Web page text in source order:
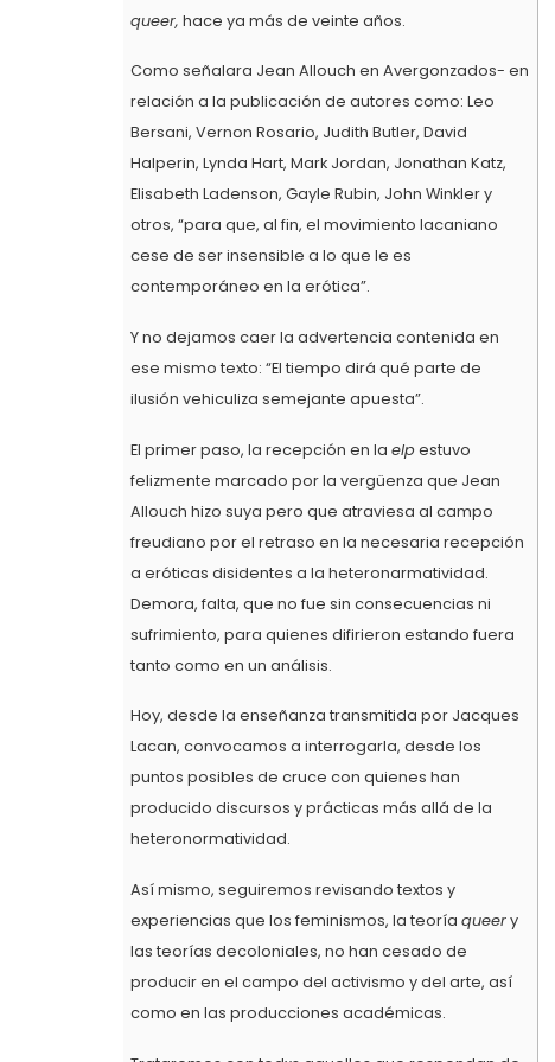
queer, hace ya más de veinte años.
Como señalara Jean Allouch en Avergonzados- en
relación a la publicación de autores como: Leo
Bersani, Vernon Rosario, Judith Butler, David
Halperin, Lynda Hart, Mark Jordan, Jonathan Katz,
Elisabeth Ladenson, Gayle Rubin, John Winkler y
otros, “para que, al fin, el movimiento lacaniano
cese de ser insensible a lo que le es
contemporáneo en la erótica”.
Y no dejamos caer la advertencia contenida en
ese mismo texto: “El tiempo dirá qué parte de
ilusión vehiculiza semejante apuesta”.
El primer paso, la recepción en la elpestuvo
felizmente marcado por la vergüenza que Jean
Allouch hizo suya pero que atraviesa al campo
freudiano por el retraso en la necesaria recepción
a eróticas disidentes a la heteronarmatividad.
Demora, falta, que no fue sin consecuencias ni
sufrimiento, para quienes difirieron estando fuera
tanto como en un análisis.
Hoy, desde la enseñanza transmitida por Jacques
Lacan, convocamos a interrogarla, desde los
puntos posibles de cruce con quienes han
producido discursos y prácticas más allá de la
heteronormatividad.
Así mismo, seguiremos revisando textos y
experiencias que los feminismos, la teoría queery
las teorías decoloniales, no han cesado de
producir en el campo del activismo y del arte, así
como en las producciones académicas.